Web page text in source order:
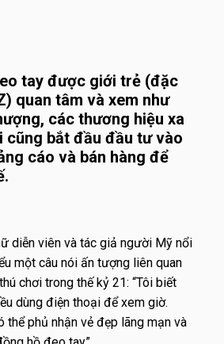
tay được giới trẻ (đặc
quan tâm và xem như
các thương hiệu xa
cũng bắt đầu đầu tư vào
cáo và bán hàng để
diễn viên và tác giả người Mỹ nổi
một câu nói ấn tượng liên quan
chơi trong thế kỷ 21: “Tôi biết
dùng điện thoại để xem giờ.
thể phủ nhận vẻ đẹp lãng mạn và